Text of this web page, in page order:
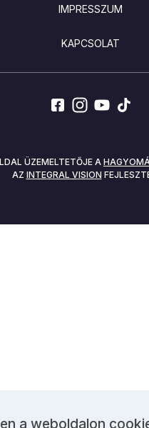
IMPRESSZUM
KAPCSOLAT
ÜZEMELTETŐJE A
AZ INTEGRAL VISION
a weboldalon